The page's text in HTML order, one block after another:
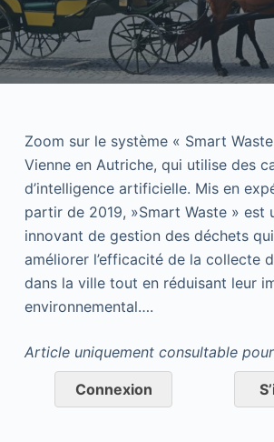
t
e
n
u
Zoom sur le système « Smart
Vienne en Autriche, qui utilise des
d’intelligence artificielle. Mis en
partir de 2019, »Smart Waste » est
innovant de gestion des déchets
améliorer l’efficacité de la collecte
dans la ville tout en réduisant leur
environnemental….
Article uniquement consultable
Connexion